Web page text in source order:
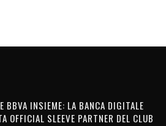
BBVA INSIEME: LA BANCA DIGITALE
OFFICIAL SLEEVE PARTNER DEL CLUB